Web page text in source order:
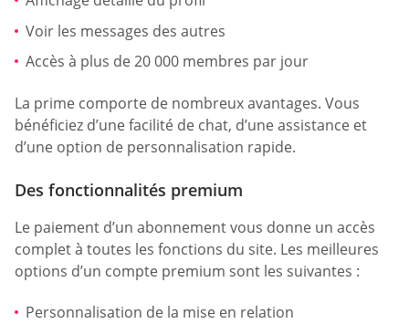
Voir les messages des autres
Accès à plus de 20 000 membres par jour
La prime comporte de nombreux avantages. Vous
bénéficiez d’une facilité de chat, d’une assistance et
d’une option de personnalisation rapide.
Des fonctionnalités premium
Le paiement d’un abonnement vous donne un accès
complet à toutes les fonctions du site. Les meilleures
options d’un compte premium sont les suivantes :
Personnalisation de la mise en relation